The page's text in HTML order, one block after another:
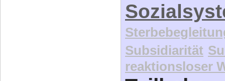
Subsidiarität
reaktionsloser